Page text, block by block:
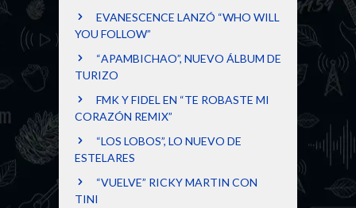
EVANESCENCE LANZÓ “WHO WILL
YOU FOLLOW”
“APAMBICHAO”, NUEVO ÁLBUM DE
TURIZO
FMK Y FIDEL EN “TE ROBASTE MI
CORAZÓN REMIX”
“LOS LOBOS”, LO NUEVO DE
ESTELARES
“VUELVE” RICKY MARTIN CON
TINI